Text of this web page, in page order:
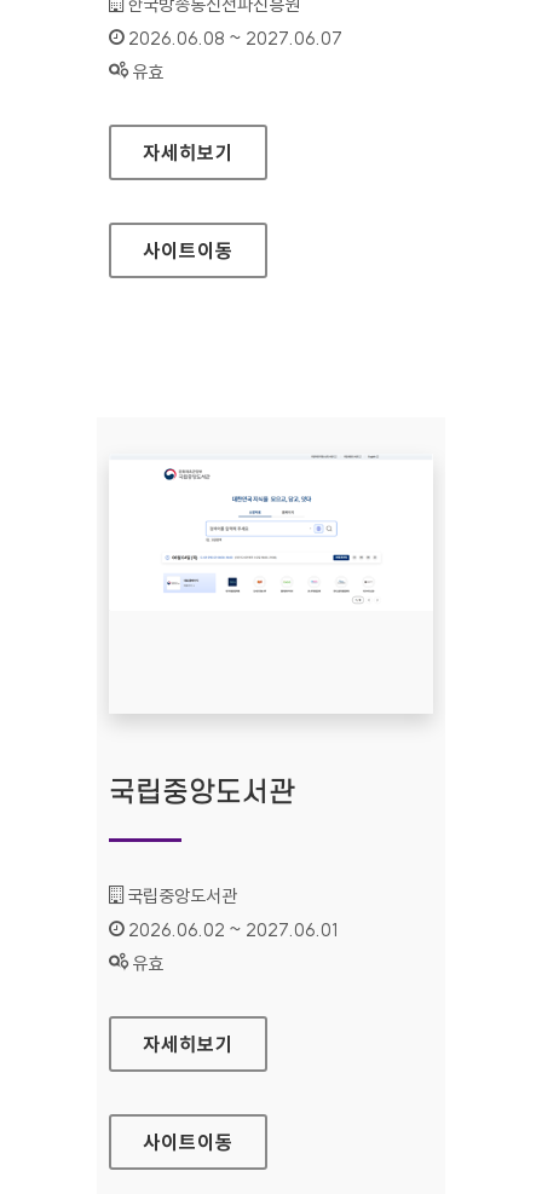
인증기간 :
2026.06.08 ~ 2027.06.07
상태 :
유효
이음5G지원포털
자세히보기
사이트이동
국립중앙도서관
기관명 :
국립중앙도서관
인증기간 :
2026.06.02 ~ 2027.06.01
상태 :
유효
국립중앙도서관
자세히보기
사이트이동